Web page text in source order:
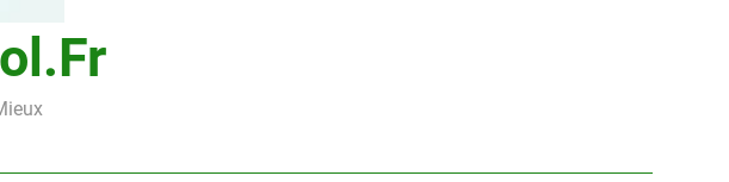
Naturel avec l’Oreiller à Épeautre pour des Nuits Paisibles